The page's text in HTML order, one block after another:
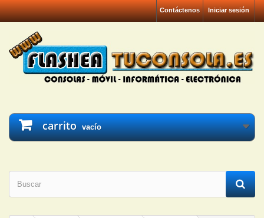
Iniciar sesión
Contáctenos
carrito vacío